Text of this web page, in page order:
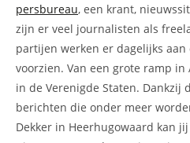
persbureau, een krant,
zijn er veel journalisten als
partijen werken er dagelijks
voorzien. Van een grote ramp
in de Verenigde Staten. Dankzij
berichten die onder meer
Dekker in Heerhugowaard kan